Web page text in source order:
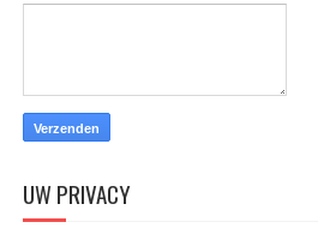
UW PRIVACY